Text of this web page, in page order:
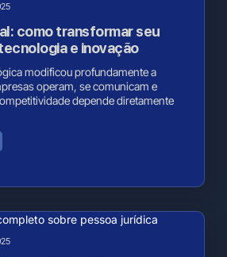
como transformar seu
e inovação
modificou profundamente a
operam, se comunicam e
depende diretamente